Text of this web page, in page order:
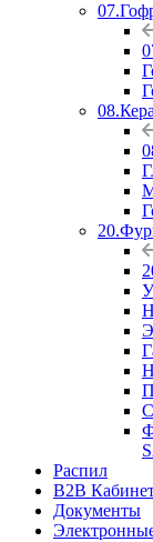
Распил
B2B
Документы